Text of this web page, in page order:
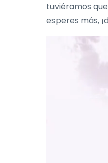
tuviéramos
esperes más,